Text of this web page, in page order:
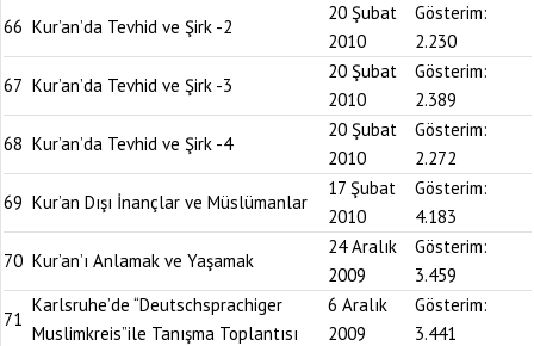
66 Kur’an’da Tevhid ve Şirk -2
20 Şubat
2010
Gösterim:
2.230
67 Kur’an’da Tevhid ve Şirk -3
20 Şubat
2010
Gösterim:
2.389
68 Kur’an’da Tevhid ve Şirk -4
20 Şubat
2010
Gösterim:
2.272
69 Kur’an Dışı İnançlar ve Müslümanlar
17 Şubat
2010
Gösterim:
4.183
70 Kur’an’ı Anlamak ve Yaşamak
24 Aralık
2009
Gösterim:
3.459
71
Karlsruhe’de “Deutschsprachiger
Muslimkreis”ile Tanışma Toplantısı
6 Aralık
2009
Gösterim:
3.441